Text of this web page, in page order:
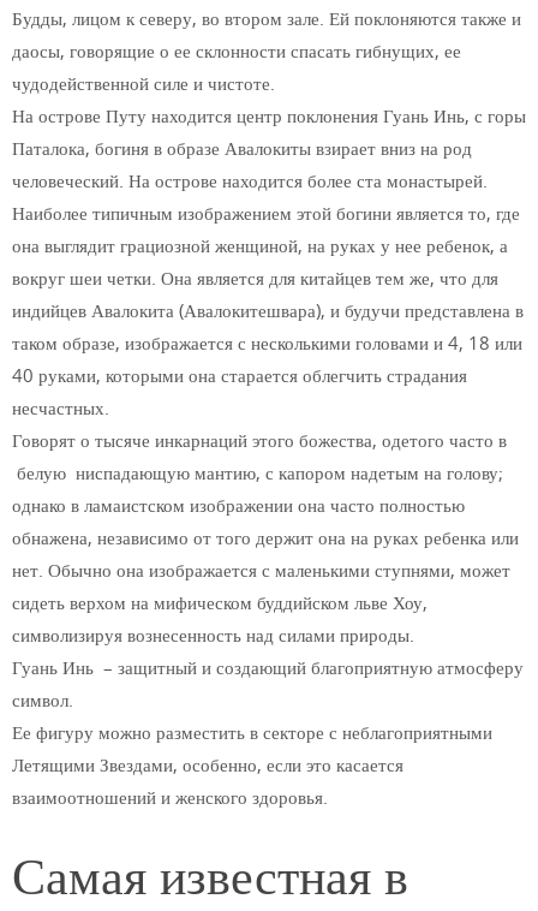
Будды, лицом к северу, во втором зале. Ей поклоняются также и
даосы, говорящие о ее склонности спасать гибнущих, ее
чудодейственной силе и чистоте.
На острове Путу находится центр поклонения Гуань Инь, с горы
Паталока, богиня в образе Авалокиты взирает вниз на род
человеческий. На острове находится более ста монастырей.
Наиболее типичным изображением этой богини является то, где
она выглядит грациозной женщиной, на руках у нее ребенок, а
вокруг шеи четки. Она является для китайцев тем же, что для
индийцев Авалокита (Авалокитешвара), и будучи представлена в
таком образе, изображается с несколькими головами и 4, 18 или
40 руками, которыми она старается облегчить страдания
несчастных.
Говорят о тысяче инкарнаций этого божества, одетого часто в
белую ниспадающую мантию, с капором надетым на голову;
однако в ламаистском изображении она часто полностью
обнажена, независимо от того держит она на руках ребенка или
нет. Обычно она изображается с маленькими ступнями, может
сидеть верхом на мифическом буддийском льве Хоу,
символизируя вознесенность над силами природы.
Гуань Инь – защитный и создающий благоприятную атмосферу
символ.
Ее фигуру можно разместить в секторе с неблагоприятными
Летящими Звездами, особенно, если это касается
взаимоотношений и женского здоровья.
Самая известная в